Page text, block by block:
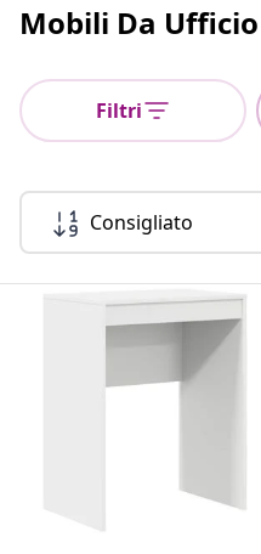
Mobili Da Ufficio
Filtri
Consigliato